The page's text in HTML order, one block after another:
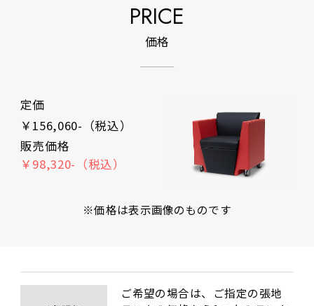
PRICE
価格
定価
￥156,060-（税込）
販売価格
￥98,320-（税込）
※価格は表示画像のものです
ご希望の場合は、ご指定の張地